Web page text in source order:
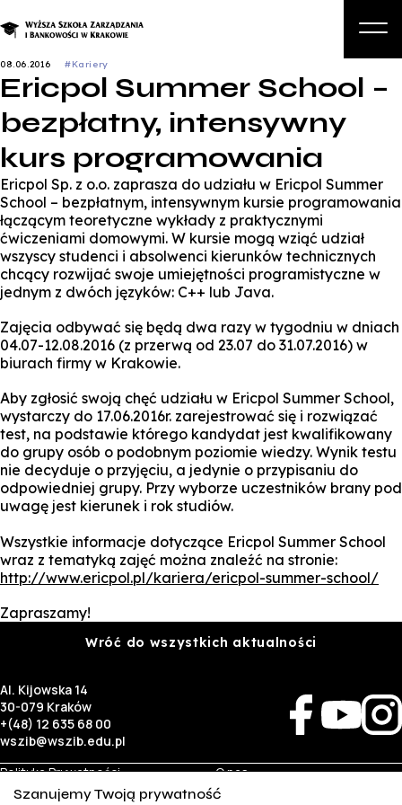
O nas
Studia podyplomowe i kursy
Kandydat
Student
Biznes
08.06.2016 #Kariery
Ericpol Summer School –
bezpłatny, intensywny
kurs programowania
Ericpol Sp. z o.o. zaprasza do udziału w Ericpol Summer
School – bezpłatnym, intensywnym kursie programowania
łączącym teoretyczne wykłady z praktycznymi
ćwiczeniami domowymi. W kursie mogą wziąć udział
wszyscy studenci i absolwenci kierunków technicznych
chcący rozwijać swoje umiejętności programistyczne w
jednym z dwóch języków: C++ lub Java.
Zajęcia odbywać się będą dwa razy w tygodniu w dniach
04.07-12.08.2016 (z przerwą od 23.07 do 31.07.2016) w
biurach firmy w Krakowie.
Aby zgłosić swoją chęć udziału w Ericpol Summer School,
wystarczy do 17.06.2016r. zarejestrować się i rozwiązać
test, na podstawie którego kandydat jest kwalifikowany
do grupy osób o podobnym poziomie wiedzy. Wynik testu
nie decyduje o przyjęciu, a jedynie o przypisaniu do
odpowiedniej grupy. Przy wyborze uczestników brany pod
uwagę jest kierunek i rok studiów.
Wszystkie informacje dotyczące Ericpol Summer School
wraz z tematyką zajęć można znaleźć na stronie:
http://www.ericpol.pl/kariera/ericpol-summer-school/
Zapraszamy!
Wróć do wszystkich aktualności
Al. Kijowska 14
30-079 Kraków
+(48) 12 635 68 00
wszib@wszib.edu.pl
Polityka Prywatności
RODO
O nas
Rekrutacja
Szanujemy Twoją prywatność